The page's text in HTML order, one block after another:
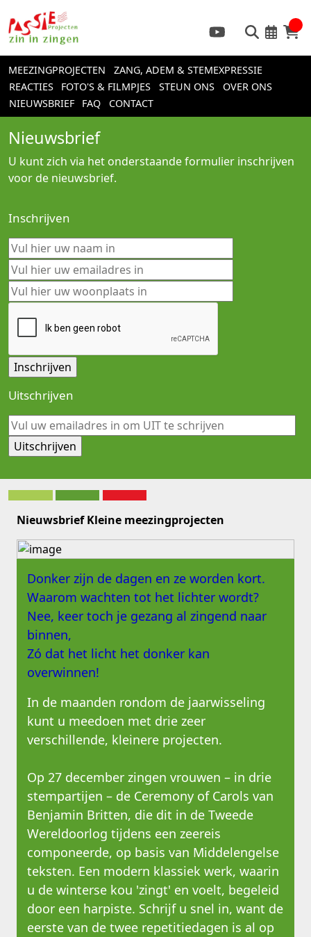
MEEZINGPROJECTEN
ZANG, ADEM & STEMEXPRESSIE
REACTIES
FOTO'S & FILMPJES STEUN ONS
OVER ONS
NIEUWSBRIEF
FAQ CONTACT
Nieuwsbrief
U kunt zich via het onderstaande formulier inschrijven
voor de nieuwsbrief.
Inschrijven
Uitschrijven
Nieuwsbrief Kleine meezingprojecten
Donker zijn de dagen en ze worden kort.
Waarom wachten tot het lichter wordt?
Nee, keer toch je gezang al zingend naar
binnen,
Zó dat het licht het donker kan
overwinnen!
In de maanden rondom de jaarwisseling
kunt u meedoen met drie zeer
verschillende, kleinere projecten.
Op 27 december zingen vrouwen – in drie
stempartijen – de Ceremony of Carols van
Benjamin Britten, die dit in de Tweede
Wereldoorlog tijdens een zeereis
componeerde, op basis van Middelengelse
teksten. Een modern klassiek werk, waarin
u de winterse kou 'zingt' en voelt, begeleid
door een harpiste. Schrijf u snel in, want de
eerste van de twee repetitiedagen is al op